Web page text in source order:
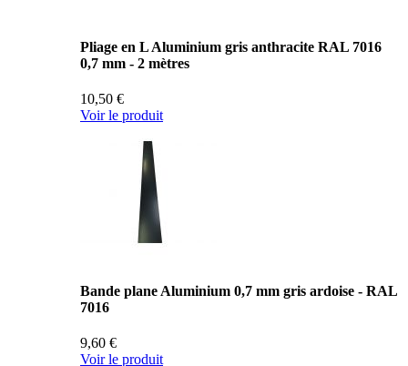
Pliage en L Aluminium gris anthracite RAL 7016
0,7 mm - 2 mètres
10,50 €
Voir le produit
Bande plane Aluminium 0,7 mm gris ardoise - RAL
7016
9,60 €
Voir le produit